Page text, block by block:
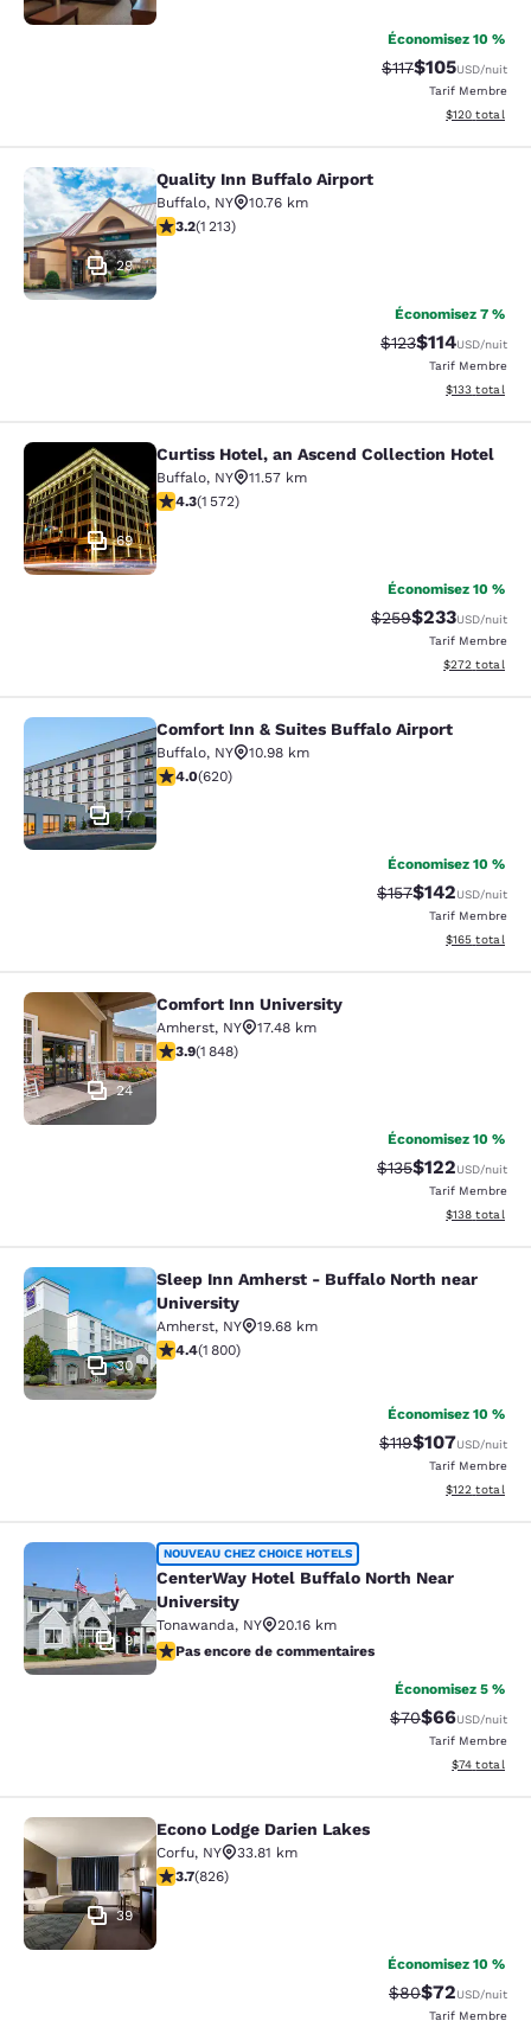
Économisez 10 %
Tarif barré :
$117Tarif réduit :
$105USD/nuit
Tarif Membre
Afficher les
$120 total
Quality Inn Buffalo Airport
29
Quality Inn Buffalo Airport
Buffalo, NY
10.76 km
3.2 étoiles. Bien. 1213 commentaires
3.2(1 213)
Économisez 7 %
Tarif barré :
$123Tarif réduit :
$114USD/nuit
Tarif Membre
Afficher les
$133 total
Curtiss Hotel, an Ascend Collection
69
Curtiss Hotel, an Ascend Collection Hotel
Buffalo, NY
11.57 km
4.32 étoiles. Excellent. 1572 commentaires
4.3(1 572)
Économisez 10 %
Tarif barré :
$259Tarif réduit :
$233USD/nuit
Tarif Membre
Afficher les
$272 total
Comfort Inn & Suites Buffalo Airport
17
Comfort Inn & Suites Buffalo Airport
Buffalo, NY
10.98 km
3.96 étoiles. Bien. 620 commentaires
4.0(620)
Économisez 10 %
Tarif barré :
$157Tarif réduit :
$142USD/nuit
Tarif Membre
Afficher les
$165 total
Comfort Inn University
24
Comfort Inn University
Amherst, NY
17.48 km
3.88 étoiles. Bien. 1848 commentaires
3.9(1 848)
Économisez 10 %
Tarif barré :
$135Tarif réduit :
$122USD/nuit
Tarif Membre
Afficher les
$138 total
Sleep Inn Amherst - Buffalo North
30
Sleep Inn Amherst - Buffalo North near
University
Amherst, NY
19.68 km
4.38 étoiles. Excellent. 1800 commentaires
4.4(1 800)
Économisez 10 %
Tarif barré :
$119Tarif réduit :
$107USD/nuit
Tarif Membre
Afficher les
$122 total
CenterWay Hotel Buffalo North
9
NOUVEAU CHEZ CHOICE HOTELS
CenterWay Hotel Buffalo North Near
University
Tonawanda, NY
20.16 km
Pas encore de commentaires
Pas encore de commentaires
Économisez 5 %
Tarif barré :
$70Tarif réduit :
$66USD/nuit
Tarif Membre
Afficher les
$74 total
Econo Lodge Darien Lakes
39
Econo Lodge Darien Lakes
Corfu, NY
33.81 km
3.69 étoiles. Bien. 826 commentaires
3.7(826)
Économisez 10 %
Tarif barré :
$80Tarif réduit :
$72USD/nuit
Tarif Membre